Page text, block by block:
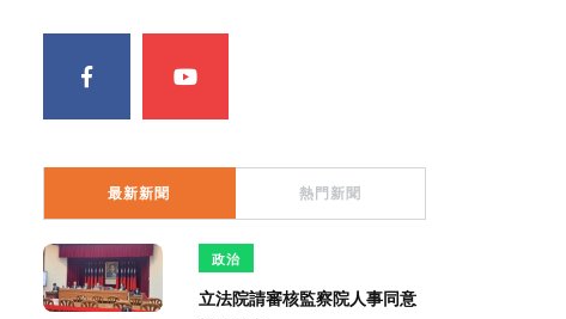
最新新聞 熱門新聞
政治
立法院請審核監察院人事同意